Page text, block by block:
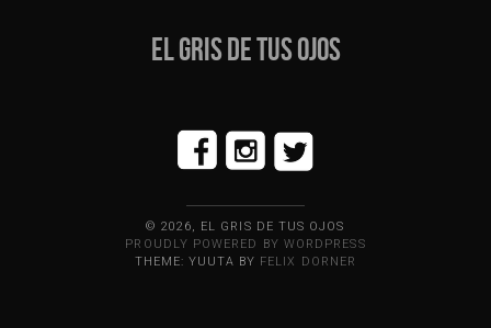
EL GRIS DE TUS OJOS
© 2026, EL GRIS DE TUS OJOS
PROUDLY POWERED BY WORDPRESS
THEME: YUUTA BY FELIX DORNER